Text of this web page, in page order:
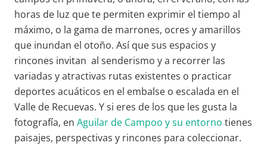
horas de luz que te permiten exprimir el tiempo al
máximo, o la gama de marrones, ocres y amarillos
que inundan el otoño. Así que sus espacios y
rincones invitan al senderismo y a recorrer las
variadas y atractivas rutas existentes o practicar
deportes acuáticos en el embalse o escalada en el
Valle de Recuevas. Y si eres de los que les gusta la
fotografía, en Aguilar de Campoo y su entorno tienes
paisajes, perspectivas y rincones para coleccionar.